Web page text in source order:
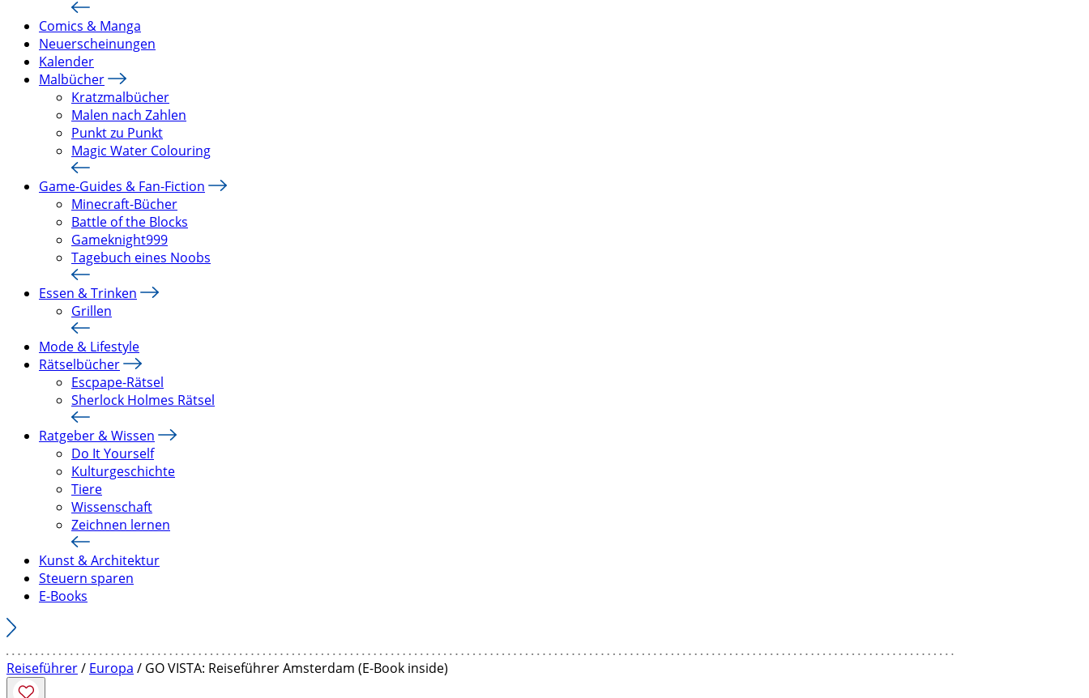
Comics & Manga
Neuerscheinungen
Kalender
Malbücher
Kratzmalbücher
Malen nach Zahlen
Punkt zu Punkt
Magic Water Colouring
Game-Guides & Fan-Fiction
Minecraft-Bücher
Battle of the Blocks
Gameknight999
Tagebuch eines Noobs
Essen & Trinken
Grillen
Mode & Lifestyle
Rätselbücher
Escpape-Rätsel
Sherlock Holmes Rätsel
Ratgeber & Wissen
Do It Yourself
Kulturgeschichte
Tiere
Wissenschaft
Zeichnen lernen
Kunst & Architektur
Steuern sparen
E-Books
Reiseführer/ Europa / GO VISTA: Reiseführer Amsterdam (E-Book inside)